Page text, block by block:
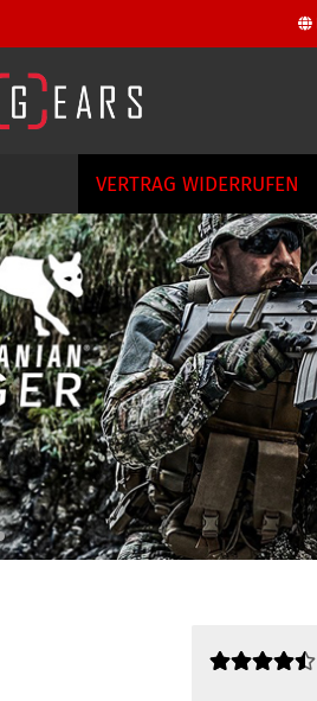
Währung auswählen
E-Mail
Passwort
Konto erstellen
Passwort vergessen?
VERTRAG WIDERRUFEN